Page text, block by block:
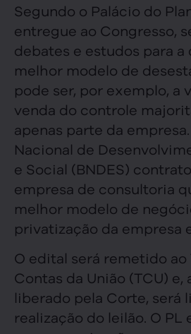
Segundo o Palácio do
entregue ao Congresso,
debates e estudos para
melhor modelo de
pode ser, por exemplo, a
venda do controle
apenas parte da
Nacional de
e Social (BNDES)
empresa de consultoria
melhor modelo de
privatização da empresa
O edital será remetido
Contas da União (TCU) e,
liberado pela Corte, será
realização do leilão. O PL